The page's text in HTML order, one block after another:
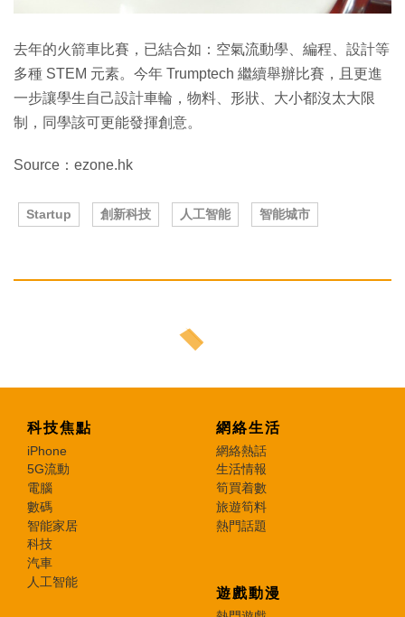
去年的火箭車比賽，已結合如：空氣流動學、編程、設計等
多種 STEM 元素。今年 Trumptech 繼續舉辦比賽，且更進
一步讓學生自己設計車輪，物料、形狀、大小都沒太大限
制，同學該可更能發揮創意。
Source：ezone.hk
Startup 創新科技 人工智能 智能城市
科技焦點
iPhone
5G流動
電腦
數碼
智能家居
科技
汽車
人工智能
網絡生活
網絡熱話
生活情報
筍買着數
旅遊筍料
熱門話題
遊戲動漫